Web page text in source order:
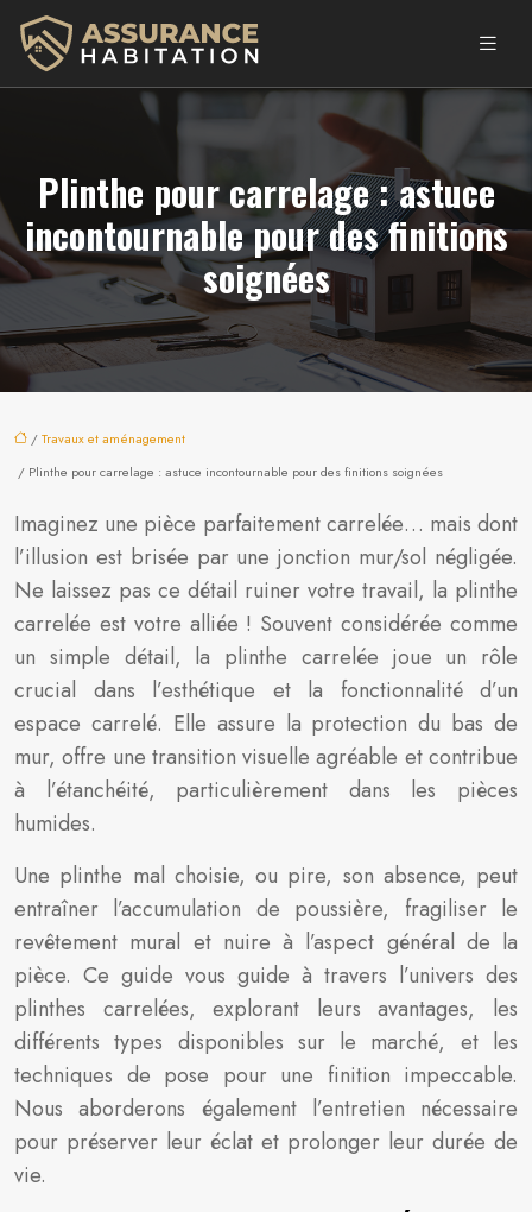
Plinthe pour carrelage : astuce
incontournable pour des finitions
soignées
/Travaux et aménagement
/ Plinthe pour carrelage : astuce incontournable pour des finitions soignées
Imaginez une pièce parfaitement carrelée… mais dont
l’illusion est brisée par une jonction mur/sol négligée.
Ne laissez pas ce détail ruiner votre travail, la plinthe
carrelée est votre alliée ! Souvent considérée comme
un simple détail, la plinthe carrelée joue un rôle
crucial dans l’esthétique et la fonctionnalité d’un
espace carrelé. Elle assure la protection du bas de
mur, offre une transition visuelle agréable et contribue
à l’étanchéité, particulièrement dans les pièces
humides.
Une plinthe mal choisie, ou pire, son absence, peut
entraîner l’accumulation de poussière, fragiliser le
revêtement mural et nuire à l’aspect général de la
pièce. Ce guide vous guide à travers l’univers des
plinthes carrelées, explorant leurs avantages, les
différents types disponibles sur le marché, et les
techniques de pose pour une finition impeccable.
Nous aborderons également l’entretien nécessaire
pour préserver leur éclat et prolonger leur durée de
vie.